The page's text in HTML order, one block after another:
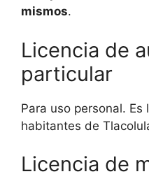
mismos.
Licencia de
particular
Para uso personal.
habitantes de
Licencia de